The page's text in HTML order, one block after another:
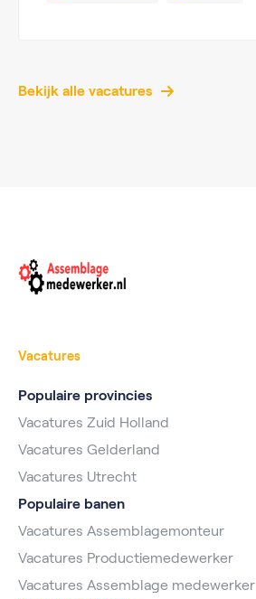
Bekijk alle vacatures
Vacatures
Populaire provincies
Vacatures Zuid Holland
Vacatures Gelderland
Vacatures Utrecht
Populaire banen
Vacatures Assemblagemonteur
Vacatures Productiemedewerker
Vacatures Assemblage medewerker